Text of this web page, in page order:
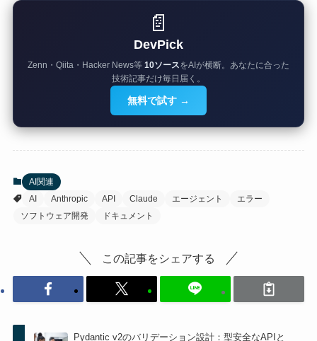
📄
DevPick
Zenn・Qiita・Hacker News等 10ソースをAIが横断。あなたに合った
技術記事だけ毎日届く。
無料で試す →
AI関連
AI
Anthropic API Claude エージェント
エラー
ソフトウェア開発
ドキュメント
この記事をシェアする
Pydantic v2のバリデーション設計：型安全なAPIと